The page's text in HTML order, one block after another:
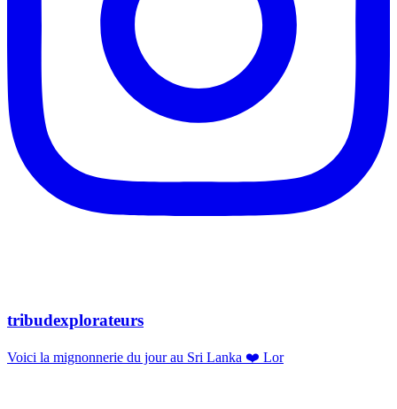
tribudexplorateurs
Voici la mignonnerie du jour au Sri Lanka ❤️ Lor